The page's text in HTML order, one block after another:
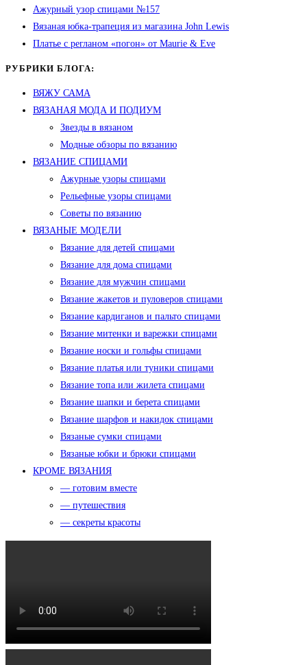
Ажурный узор спицами №157
Вязаная юбка-трапеция из магазина John Lewis
Платье с регланом «погон» от Maurie & Eve
РУБРИКИ БЛОГА:
ВЯЖУ САМА
ВЯЗАНАЯ МОДА И ПОДИУМ
Звезды в вязаном
Модные обзоры по вязанию
ВЯЗАНИЕ СПИЦАМИ
Ажурные узоры спицами
Рельефные узоры спицами
Советы по вязанию
ВЯЗАНЫЕ МОДЕЛИ
Вязание для детей спицами
Вязание для дома спицами
Вязание для мужчин спицами
Вязание жакетов и пуловеров спицами
Вязание кардиганов и пальто спицами
Вязание митенки и варежки спицами
Вязание носки и гольфы спицами
Вязание платья или туники спицами
Вязание топа или жилета спицами
Вязание шапки и берета спицами
Вязание шарфов и накидок спицами
Вязаные сумки спицами
Вязаные юбки и брюки спицами
КРОМЕ ВЯЗАНИЯ
— готовим вместе
— путешествия
— секреты красоты